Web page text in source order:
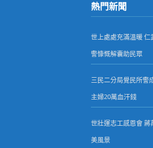
熱門新聞
世上處處充滿溫暖
警慷慨解囊助民眾
三民二分局覺民所警
主婦20萬血汗錢
世壯運志工感恩會
美風景